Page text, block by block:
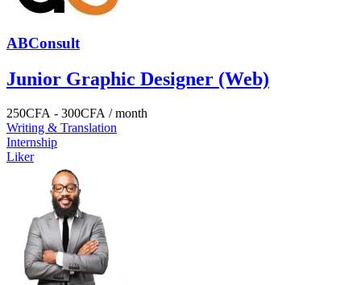
ABConsult
Junior Graphic Designer (Web)
250CFA - 300CFA / month
Writing & Translation
Internship
Liker